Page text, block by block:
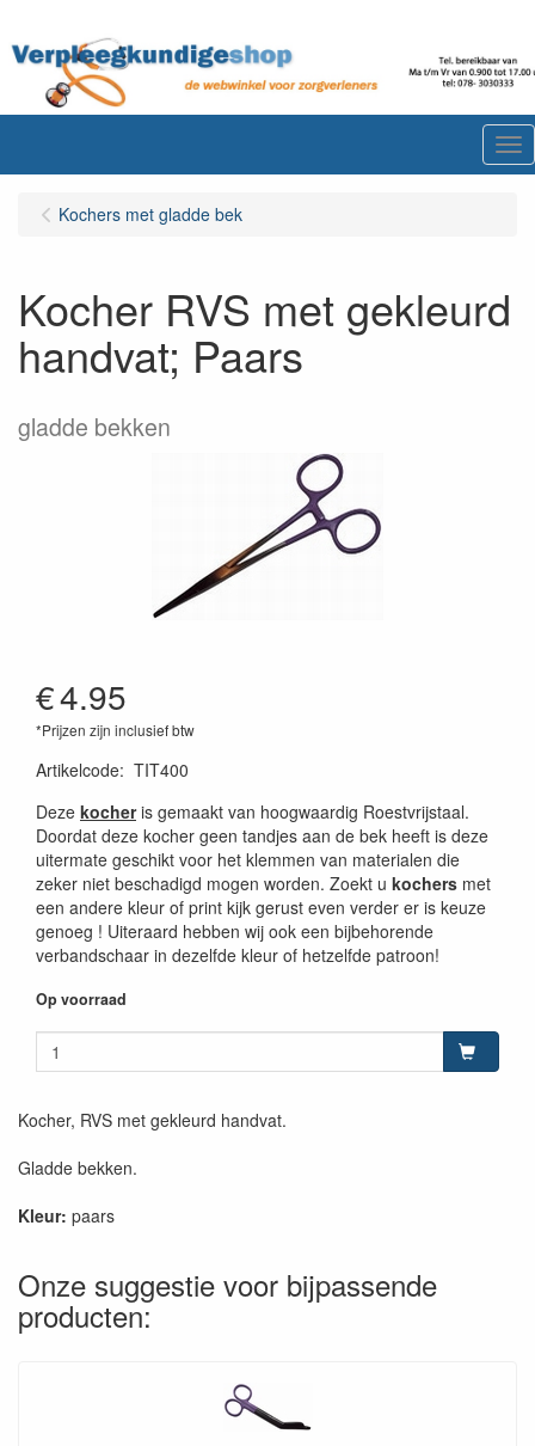
Kochers met gladde bek
Kocher RVS met gekleurd
handvat; Paars
gladde bekken
€4.95
*Prijzen zijn inclusief btw
Artikelcode: TIT400
Deze kocheris gemaakt van hoogwaardig Roestvrijstaal.
Doordat deze kocher geen tandjes aan de bek heeft is deze
uitermate geschikt voor het klemmen van materialen die
zeker niet beschadigd mogen worden. Zoekt u kochers met
een andere kleur of print kijk gerust even verder er is keuze
genoeg ! Uiteraard hebben wij ook een bijbehorende
verbandschaar in dezelfde kleur of hetzelfde patroon!
Op voorraad
Kocher, RVS met gekleurd handvat.
Gladde bekken.
Kleur: paars
Onze suggestie voor bijpassende
producten: